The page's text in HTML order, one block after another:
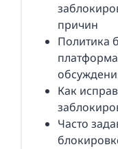
причин
Политика
Как
Часто